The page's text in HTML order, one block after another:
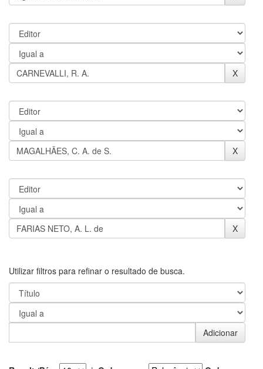
Utilizar filtros para refinar o resultado de busca.